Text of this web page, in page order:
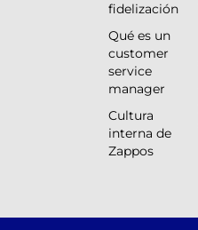
fidelización
Qué es un
customer
service
manager
Cultura
interna de
Zappos